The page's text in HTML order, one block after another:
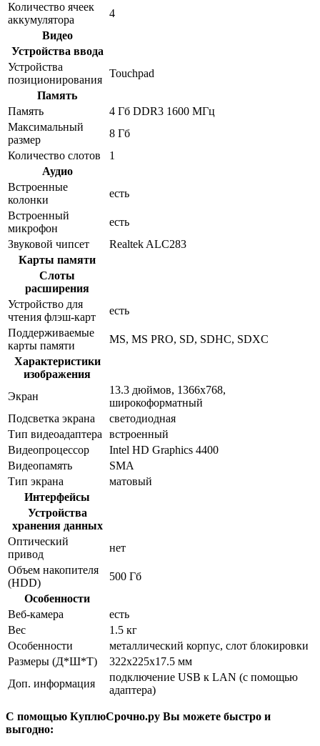
Количество ячеек
аккумулятора
4
Видео
Устройства ввода
Устройства
позиционирования
Touchpad
Память
Память
4 Гб DDR3 1600 МГц
Максимальный
размер
8 Гб
Количество слотов
1
Аудио
Встроенные
колонки
есть
Встроенный
микрофон
есть
Звуковой чипсет
Realtek ALC283
Карты памяти
Слоты
расширения
Устройство для
чтения флэш-карт
есть
Поддерживаемые
карты памяти
MS, MS PRO, SD, SDHC, SDXC
Характеристики
изображения
Экран
13.3 дюймов, 1366x768,
широкоформатный
Подсветка экрана
светодиодная
Тип видеоадаптера
встроенный
Видеопроцессор
Intel HD Graphics 4400
Видеопамять
SMA
Тип экрана
матовый
Интерфейсы
Устройства
хранения данных
Оптический
привод
нет
Объем накопителя
(HDD)
500 Гб
Особенности
Веб-камера
есть
Вес
1.5 кг
Особенности
металлический корпус, слот блокировки
Размеры (Д*Ш*Т)
322x225x17.5 мм
Доп. информация
подключение USB к LAN (с помощью
адаптера)
С помощью КуплюСрочно.ру Вы можете быстро и
выгодно: